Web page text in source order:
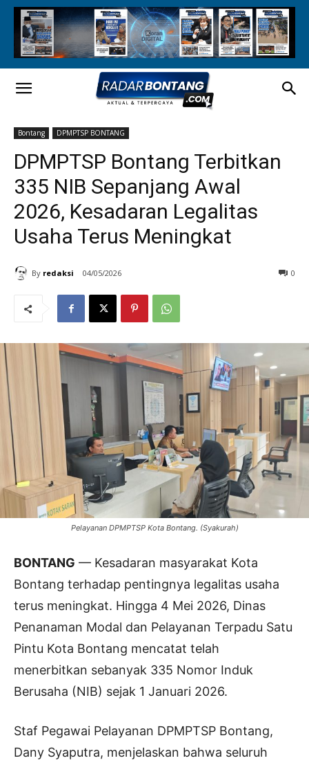
Bontang DPMPTSP BONTANG
DPMPTSP Bontang Terbitkan
335 NIB Sepanjang Awal
2026, Kesadaran Legalitas
Usaha Terus Meningkat
By redaksi 04/05/2026 0
Pelayanan DPMPTSP Kota Bontang. (Syakurah)
BONTANG — Kesadaran masyarakat Kota
Bontang terhadap pentingnya legalitas usaha
terus meningkat. Hingga 4 Mei 2026, Dinas
Penanaman Modal dan Pelayanan Terpadu Satu
Pintu Kota Bontang mencatat telah
menerbitkan sebanyak 335 Nomor Induk
Berusaha (NIB) sejak 1 Januari 2026.
Staf Pegawai Pelayanan DPMPTSP Bontang,
Dany Syaputra, menjelaskan bahwa seluruh